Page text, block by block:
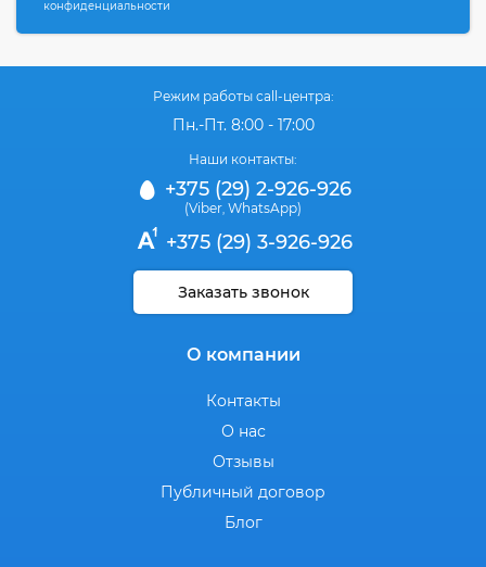
конфиденциальности
Режим работы call-центра:
Пн.-Пт. 8:00 - 17:00
Наши контакты:
+375 (29) 2-926-926
(Viber WhatsApp)
+375 (29) 3-926-926
Заказать звонок
О компании
Контакты
О нас
Отзывы
Публичный договор
Блог